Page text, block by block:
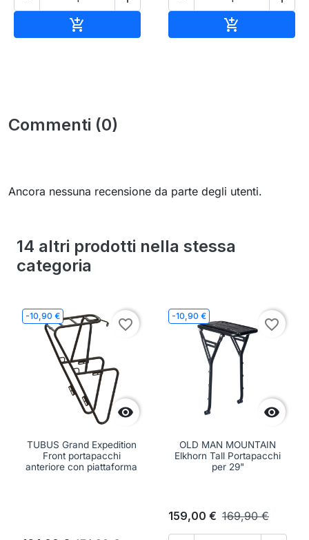
 
Commenti (0)
Ancora nessuna recensione da parte degli utenti.
14 altri prodotti nella stessa
categoria
-10,90 €

favorite_border
TUBUS Grand Expedition
Front portapacchi
anteriore con piattaforma
-10,90 €

favorite_border
OLD MAN MOUNTAIN
Elkhorn Tall Portapacchi
per 29"
159,00 € 169,90 €